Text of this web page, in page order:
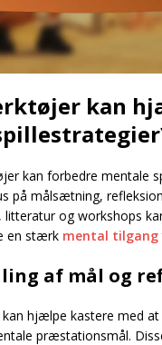
kan
kan forbedre mentale
på målsætning,
litteratur og workshops
en stærk mental tilgang
af mål og
hjælpe kastere med
præstationsmål.